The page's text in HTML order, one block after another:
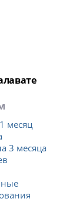
месяц
3 месяца